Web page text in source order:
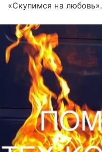
«Скупимся на любовь».